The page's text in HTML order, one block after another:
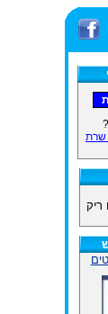
שרת
ריק